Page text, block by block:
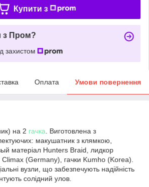
Купити з
з Пром?
захистом
Оплата Умови повернення
на 2 гачка . Виготовлена з
макушатник з клямкою,
матеріал Hunters Braid, лидкор
(Germany), гачки Kumho (Korea).
вузли, що забезпечують надійність
солідний улов.